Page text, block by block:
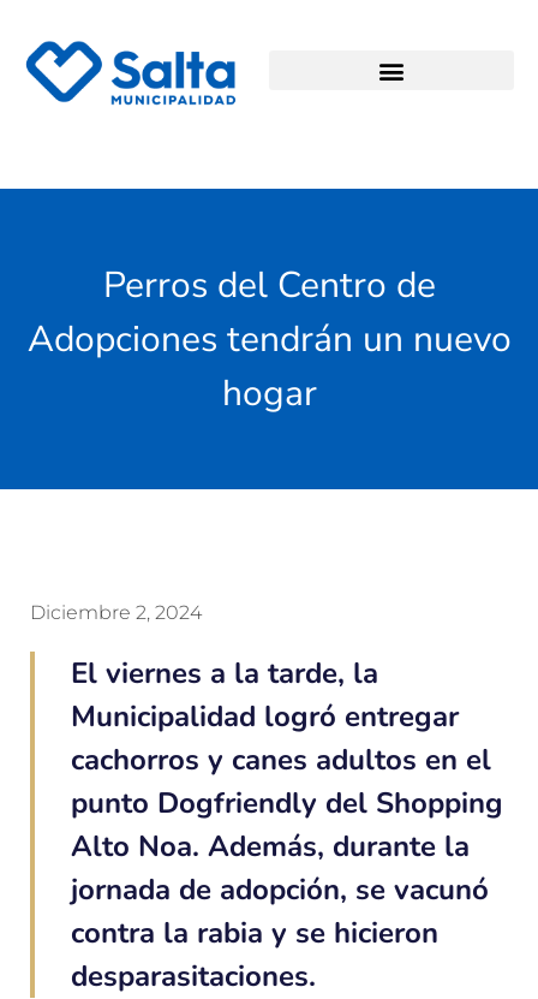
Perros del Centro de
Adopciones tendrán un nuevo
hogar
Diciembre 2, 2024
El viernes a la tarde, la
Municipalidad logró entregar
cachorros y canes adultos en el
punto Dogfriendly del Shopping
Alto Noa. Además, durante la
jornada de adopción, se vacunó
contra la rabia y se hicieron
desparasitaciones.